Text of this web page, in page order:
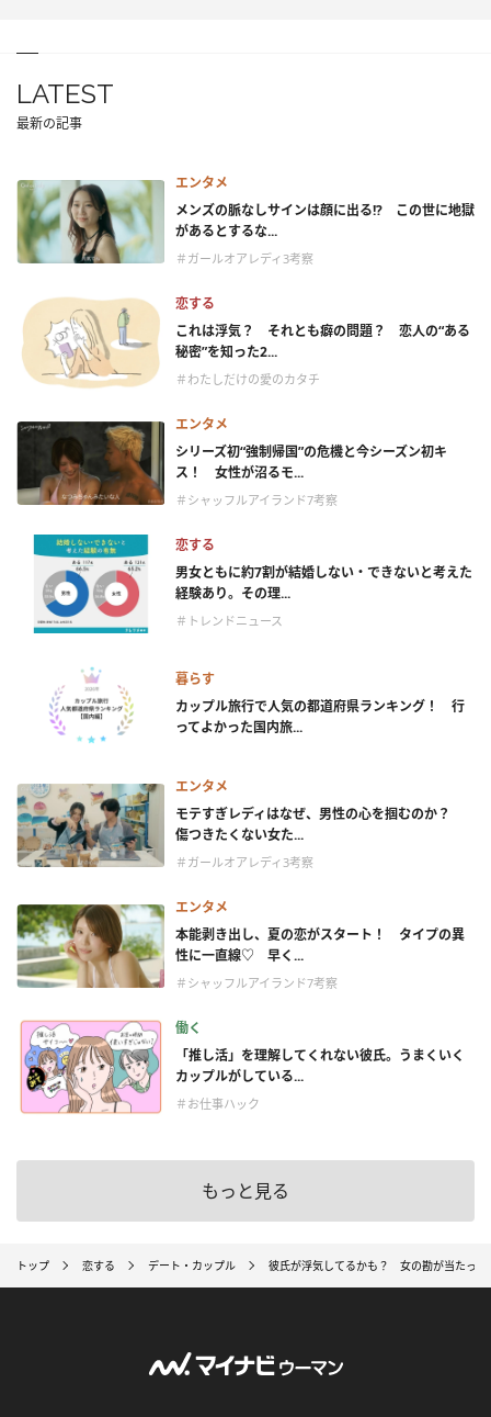
LATEST
最新の記事
エンタメ
メンズの脈なしサインは顔に出る!? この世に地獄
があるとするな...
＃ガールオアレディ3考察
恋する
これは浮気？ それとも癖の問題？ 恋人の“ある
秘密”を知った2...
＃わたしだけの愛のカタチ
エンタメ
シリーズ初“強制帰国”の危機と今シーズン初キ
ス！ 女性が沼るモ...
＃シャッフルアイランド7考察
恋する
男女ともに約7割が結婚しない・できないと考えた
経験あり。その理...
＃トレンドニュース
暮らす
カップル旅行で人気の都道府県ランキング！ 行
ってよかった国内旅...
エンタメ
モテすぎレディはなぜ、男性の心を掴むのか？
傷つきたくない女た...
＃ガールオアレディ3考察
エンタメ
本能剥き出し、夏の恋がスタート！ タイプの異
性に一直線♡ 早く...
＃シャッフルアイランド7考察
働く
「推し活」を理解してくれない彼氏。うまくいく
カップルがしている...
＃お仕事ハック
もっと見る
トップ 恋する デート・カップル 彼氏が浮気してるかも？ 女の勘が当たって